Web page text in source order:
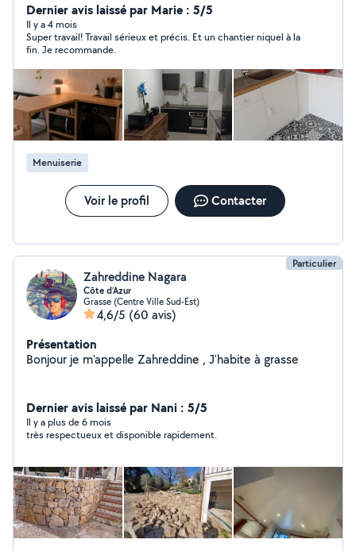
Dernier avis laissé par Marie : 5/5
Il y a 4 mois
Super travail! Travail sérieux et précis. Et un chantier niquel à la
fin. Je recommande.
Menuiserie
Voir le profil Contacter
Particulier
Zahreddine Nagara
Côte d’Azur
Grasse (Centre Ville Sud-Est)
4,6/5 (60 avis)
Présentation
Bonjour je m'appelle Zahreddine , J'habite à grasse
Dernier avis laissé par Nani : 5/5
Il y a plus de 6 mois
très respectueux et disponible rapidement.